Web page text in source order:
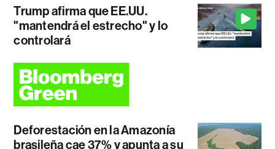
Trump afirma que EE.UU.
"mantendrá el estrecho" y lo
controlará
Deforestación en la Amazonía
brasileña cae 37% y apunta a su